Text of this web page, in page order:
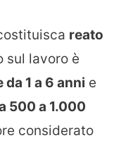
reato
sul lavoro è
1 a 6 anni e
500 a 1.000
considerato